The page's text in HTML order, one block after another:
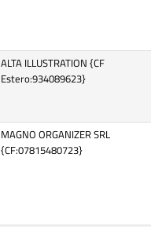
ALTA ILLUSTRATION {CF
Estero:934089623}
MAGNO ORGANIZER SRL
{CF:07815480723}